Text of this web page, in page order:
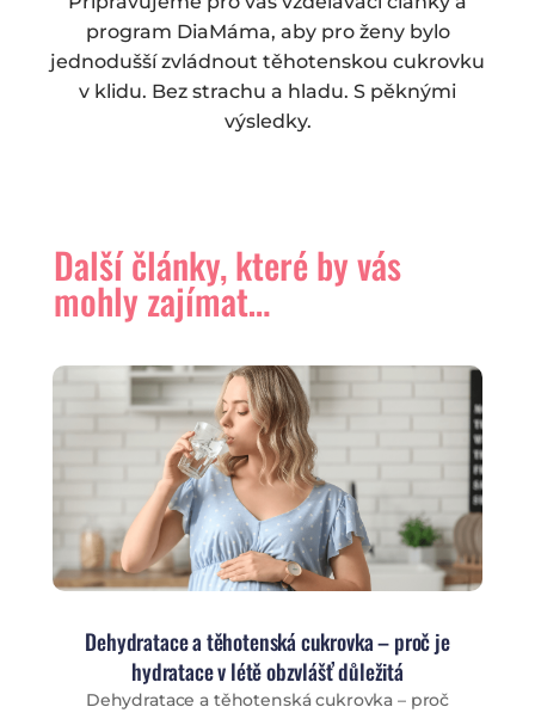
program DiaMáma, aby pro ženy bylo
jednodušší zvládnout těhotenskou cukrovku
v klidu. Bez strachu a hladu. S pěknými
výsledky.
Další články, které by vás
mohly zajímat…
Dehydratace a těhotenská cukrovka – proč je
hydratace v létě obzvlášť důležitá
Dehydratace a těhotenská cukrovka – proč